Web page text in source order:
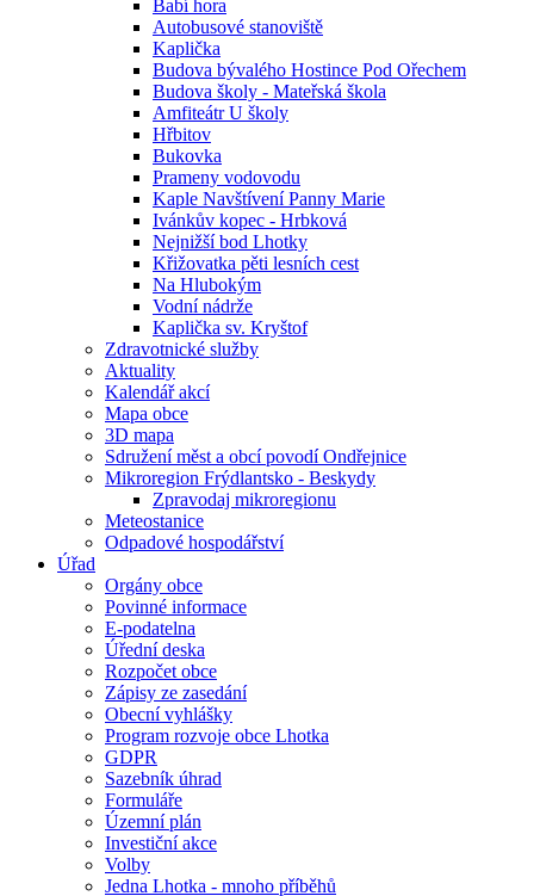
Babí hora
Autobusové stanoviště
Kaplička
Budova bývalého Hostince Pod Ořechem
Budova školy - Mateřská škola
Amfiteátr U školy
Hřbitov
Bukovka
Prameny vodovodu
Kaple Navštívení Panny Marie
Ivánkův kopec - Hrbková
Nejnižší bod Lhotky
Křižovatka pěti lesních cest
Na Hlubokým
Vodní nádrže
Kaplička sv. Kryštof
Zdravotnické služby
Aktuality
Kalendář akcí
Mapa obce
3D mapa
Sdružení měst a obcí povodí Ondřejnice
Mikroregion Frýdlantsko - Beskydy
Zpravodaj mikroregionu
Meteostanice
Odpadové hospodářství
Úřad
Orgány obce
Povinné informace
E-podatelna
Úřední deska
Rozpočet obce
Zápisy ze zasedání
Obecní vyhlášky
Program rozvoje obce Lhotka
GDPR
Sazebník úhrad
Formuláře
Územní plán
Investiční akce
Volby
Jedna Lhotka - mnoho příběhů